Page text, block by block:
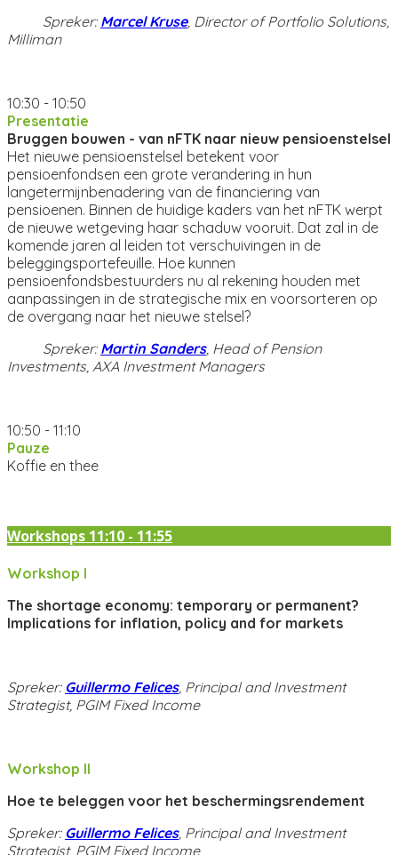
Spreker: Marcel Kruse, Director of Portfolio Solutions,
Milliman
10:30 - 10:50
Presentatie
Bruggen bouwen - van nFTK naar nieuw pensioenstelsel
Het nieuwe pensioenstelsel betekent voor
pensioenfondsen een grote verandering in hun
langetermijnbenadering van de financiering van
pensioenen. Binnen de huidige kaders van het nFTK werpt
de nieuwe wetgeving haar schaduw vooruit. Dat zal in de
komende jaren al leiden tot verschuivingen in de
beleggingsportefeuille. Hoe kunnen
pensioenfondsbestuurders nu al rekening houden met
aanpassingen in de strategische mix en voorsorteren op
de overgang naar het nieuwe stelsel?
Spreker: Martin Sanders, Head of Pension
Investments, AXA Investment Managers
10:50 - 11:10
Pauze
Koffie en thee
Workshops 11:10 - 11:55
Workshop I
The shortage economy: temporary or permanent?
Implications for inflation, policy and for markets
Spreker: Guillermo Felices, Principal and Investment
Strategist, PGIM Fixed Income
Workshop II
Hoe te beleggen voor het beschermingsrendement
Spreker: Guillermo Felices, Principal and Investment
Strategist, PGIM Fixed Income